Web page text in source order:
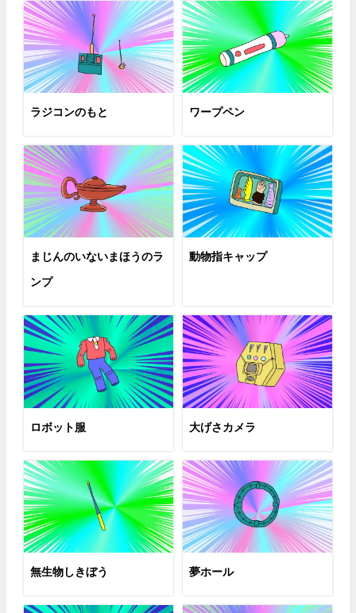
ラジコンのもと ワープペン
まじんのいないまほうのラ
ンプ
動物指キャップ
ロボット服 大げさカメラ
無生物しきぼう 夢ホール